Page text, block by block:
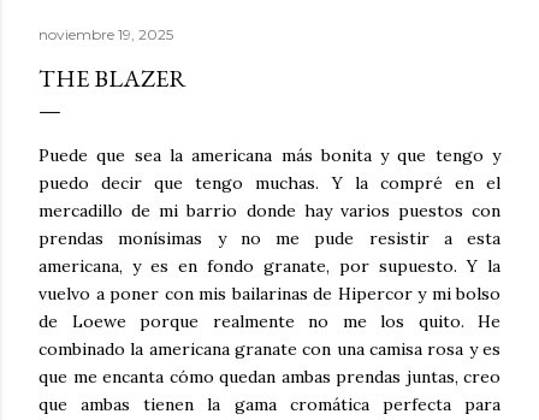
noviembre 19, 2025
THE BLAZER
Puede que sea la americana más bonita y que tengo y
puedo decir que tengo muchas. Y la compré en el
mercadillo de mi barrio donde hay varios puestos con
prendas monísimas y no me pude resistir a esta
americana, y es en fondo granate, por supuesto. Y la
vuelvo a poner con mis bailarinas de Hipercor y mi bolso
de Loewe porque realmente no me los quito. He
combinado la americana granate con una camisa rosa y es
que me encanta cómo quedan ambas prendas juntas, creo
que ambas tienen la gama cromática perfecta para